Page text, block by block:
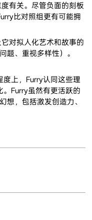
有关。尽管负面的刻板
比对照组更有可能拥
对拟人化艺术和故事的
、重视多样性）。
上，Furry认同这些理
Furry虽然有更活跃的
，包括激发创造力、